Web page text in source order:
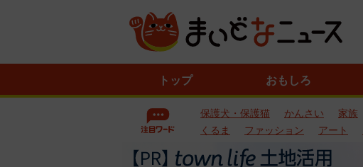
トップ おもしろ
保護犬・保護猫 かんさい 家族
くるま
ファッション アート